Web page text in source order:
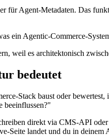
für Agent-Metadaten. Das
ein Agentic-Commerce-
weil es architektonisch
bedeutet
Stack baust oder
beeinflussen?"
direkt via CMS-API
Seite landet und du in